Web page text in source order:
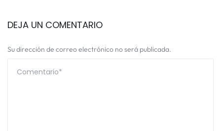
DEJA UN COMENTARIO
Su dirección de correo electrónico no será publicada.